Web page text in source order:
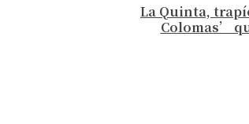
La Quinta,
Colomas’